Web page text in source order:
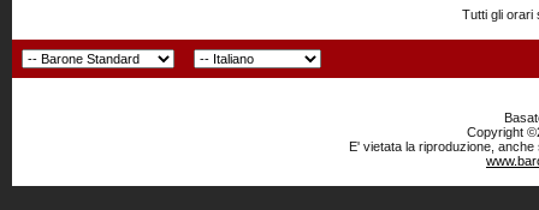
Tutti gli orari
Copyright
E' vietata la riproduzione,